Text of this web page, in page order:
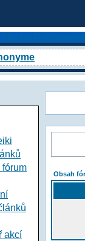
fórum
akcí
Obsah